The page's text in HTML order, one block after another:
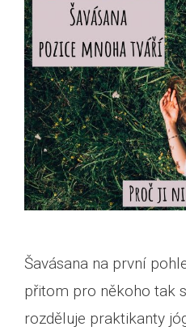
Šavásana na první
přitom pro někoho tak
rozděluje praktikanty